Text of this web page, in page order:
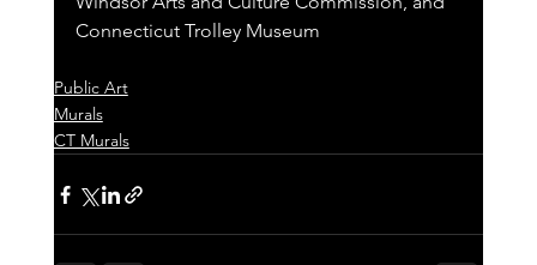
Connecticut Trolley Museum
Public Art
Murals
CT Murals